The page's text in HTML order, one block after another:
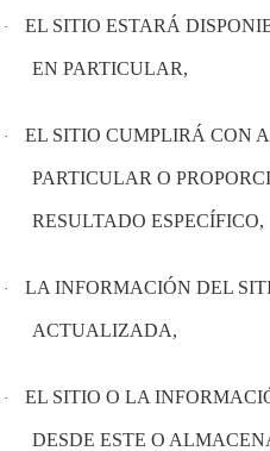
· EL SITIO ESTARÁ
EN PARTICULAR,
· EL SITIO CUMPLIRÁ CON
PARTICULAR O
RESULTADO ESPECÍFICO,
· LA INFORMACIÓN DEL
ACTUALIZADA,
· EL SITIO O LA
DESDE ESTE O